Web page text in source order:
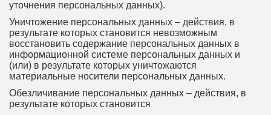
уточнения персональных данных).
Уничтожение персональных данных – действия, в
результате которых становится невозможным
восстановить содержание персональных данных в
информационной системе персональных данных и
(или) в результате которых уничтожаются
материальные носители персональных данных.
Обезличивание персональных данных – действия, в
результате которых становится